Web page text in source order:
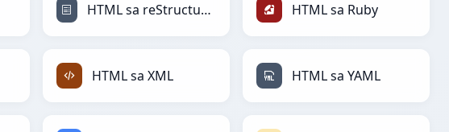
HTML sa reStructuredText HTML sa Ruby
HTML sa XML HTML sa YAML